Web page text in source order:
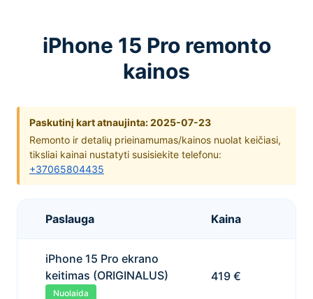
iPhone 15 Pro remonto
kainos
Paskutinį kart atnaujinta: 2025-07-23
Remonto ir detalių prieinamumas/kainos nuolat keičiasi,
tiksliai kainai nustatyti susisiekite telefonu:
+37065804435
Paslauga Kaina
iPhone 15 Pro ekrano
keitimas (ORIGINALUS)
Nuolaida
419 €